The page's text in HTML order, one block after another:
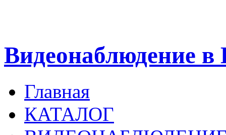
Видеонаблюдение в
Главная
КАТАЛОГ